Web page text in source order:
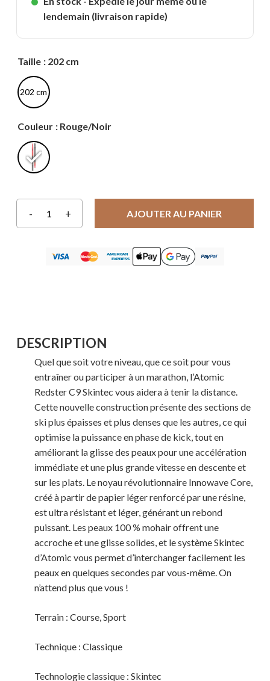
lendemain (livraison rapide)
Taille : 202 cm
202 cm
Couleur : Rouge/Noir
AJOUTER AU PANIER
DESCRIPTION
Quel que soit votre niveau, que ce soit pour vous
entraîner ou participer à un marathon, l’Atomic
Redster C9 Skintec vous aidera à tenir la distance.
Cette nouvelle construction présente des sections de
ski plus épaisses et plus denses que les autres, ce qui
optimise la puissance en phase de kick, tout en
améliorant la glisse des peaux pour une accélération
immédiate et une plus grande vitesse en descente et
sur les plats. Le noyau révolutionnaire Innowave Core,
créé à partir de papier léger renforcé par une résine,
est ultra résistant et léger, générant un rebond
puissant. Les peaux 100 % mohair offrent une
accroche et une glisse solides, et le système Skintec
d’Atomic vous permet d’interchanger facilement les
peaux en quelques secondes par vous-même. On
n’attend plus que vous !
Terrain : Course, Sport
Technique : Classique
Technologie classique : Skintec